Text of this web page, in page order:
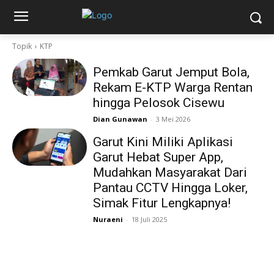
Topik KTP
Pemkab Garut Jemput Bola,
Rekam E-KTP Warga Rentan
hingga Pelosok Cisewu
Dian Gunawan - 3 Mei 2026
Garut Kini Miliki Aplikasi
Garut Hebat Super App,
Mudahkan Masyarakat Dari
Pantau CCTV Hingga Loker,
Simak Fitur Lengkapnya!
Nuraeni - 18 Juli 2025